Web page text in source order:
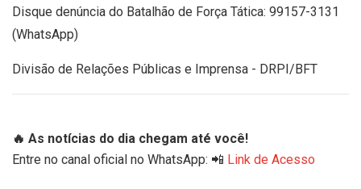
Disque denúncia do Batalhão de Força Tática: 99157-3131
(WhatsApp)
Divisão de Relações Públicas e Imprensa - DRPI/BFT
🔥 As notícias do dia chegam até você!
Entre no canal oficial no WhatsApp: 📲 Link de Acesso